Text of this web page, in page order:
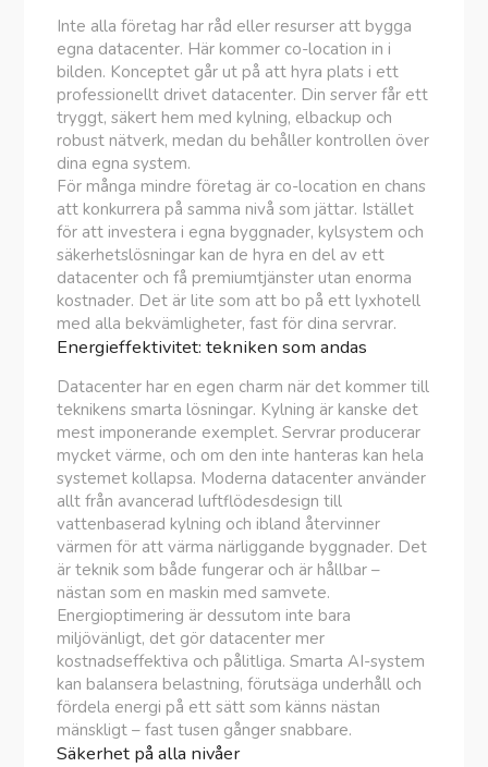
Inte alla företag har råd eller resurser att bygga
egna datacenter. Här kommer co-location in i
bilden. Konceptet går ut på att hyra plats i ett
professionellt drivet datacenter. Din server får ett
tryggt, säkert hem med kylning, elbackup och
robust nätverk, medan du behåller kontrollen över
dina egna system.
För många mindre företag är co-location en chans
att konkurrera på samma nivå som jättar. Istället
för att investera i egna byggnader, kylsystem och
säkerhetslösningar kan de hyra en del av ett
datacenter och få premiumtjänster utan enorma
kostnader. Det är lite som att bo på ett lyxhotell
med alla bekvämligheter, fast för dina servrar.
Energieffektivitet: tekniken som andas
Datacenter har en egen charm när det kommer till
teknikens smarta lösningar. Kylning är kanske det
mest imponerande exemplet. Servrar producerar
mycket värme, och om den inte hanteras kan hela
systemet kollapsa. Moderna datacenter använder
allt från avancerad luftflödesdesign till
vattenbaserad kylning och ibland återvinner
värmen för att värma närliggande byggnader. Det
är teknik som både fungerar och är hållbar –
nästan som en maskin med samvete.
Energioptimering är dessutom inte bara
miljövänligt, det gör datacenter mer
kostnadseffektiva och pålitliga. Smarta AI-system
kan balansera belastning, förutsäga underhåll och
fördela energi på ett sätt som känns nästan
mänskligt – fast tusen gånger snabbare.
Säkerhet på alla nivåer